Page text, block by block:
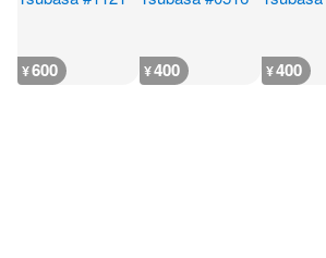
¥600 ¥400 ¥400